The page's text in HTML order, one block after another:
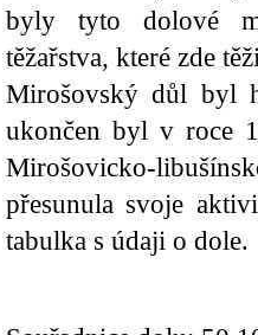
byly tyto dolové
těžařstva, které zde
Mirošovský důl byl
ukončen byl v roce
Mirošovicko-
přesunula svoje
tabulka s údaji o dole.